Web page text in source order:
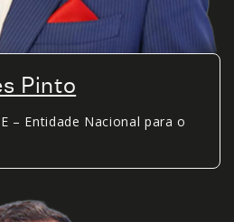
Pinto
– Entidade Nacional para o